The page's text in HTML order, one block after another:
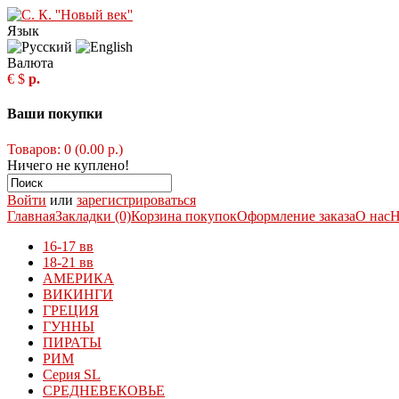
Язык
Валюта
€ $ р.
Ваши покупки
Товаров: 0 (0.00 р.)
Ничего не куплено!
Войти или зарегистрироваться
ГлавнаяЗакладки (0)Корзина покупокОформление заказаО нас
16-17 вв
18-21 вв
АМЕРИКА
ВИКИНГИ
ГРЕЦИЯ
ГУННЫ
ПИРАТЫ
РИМ
Серия SL
СРЕДНЕВЕКОВЬЕ